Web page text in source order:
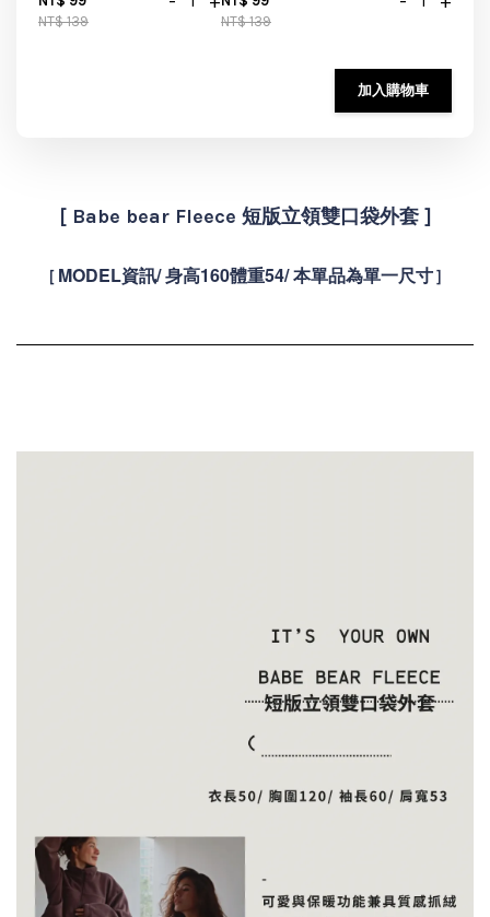
NT$ 139
NT$ 139
加入購物車
[ Babe bear Fleece 短版立領雙口袋外套 ]
[ MODEL資訊/ 身高160體重54/ 本單品為單一尺寸]